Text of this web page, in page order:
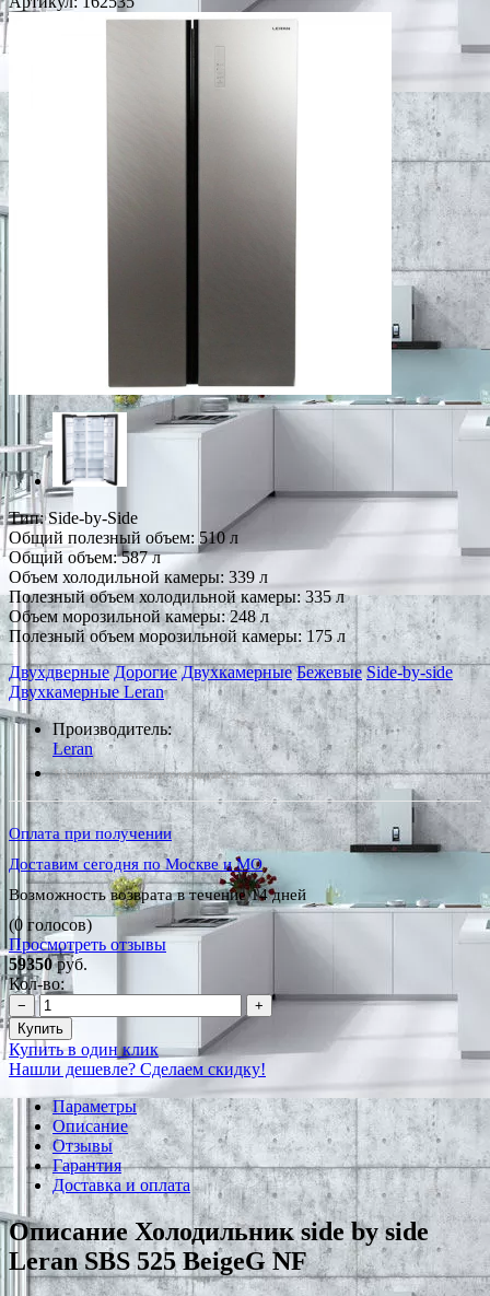
Тип: Side-by-Side
Общий полезный объем: 510 л
Общий объем: 587 л
Объем холодильной камеры: 339 л
Полезный объем холодильной камеры: 335 л
Объем морозильной камеры: 248 л
Полезный объем морозильной камеры: 175 л
Двухдверные Дорогие Двухкамерные Бежевые Side-by-side
Двухкамерные Leran
Производитель:
Leran
*Наличие уточняйте у менеджера
Оплата при получении
Доставим сегодня по Москве и МО
Возможность возврата в течение 14 дней
(0 голосов)
Просмотреть отзывы
59350руб.
Кол-во:
−
+
Купить
Купить в один клик
Нашли дешевле? Сделаем скидку!
Параметры
Описание
Отзывы
Гарантия
Доставка и оплата
Описание Холодильник side by side
Leran SBS 525 BeigeG NF